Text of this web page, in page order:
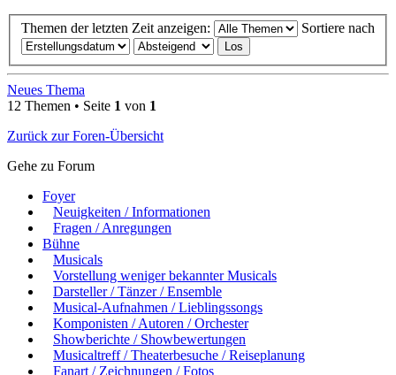
Themen der letzten Zeit anzeigen: Sortiere nach
Neues Thema
12 Themen • Seite 1 von 1
Zurück zur Foren-Übersicht
Gehe zu Forum
Foyer
Neuigkeiten / Informationen
Fragen / Anregungen
Bühne
Musicals
Vorstellung weniger bekannter Musicals
Darsteller / Tänzer / Ensemble
Musical-Aufnahmen / Lieblingssongs
Komponisten / Autoren / Orchester
Showberichte / Showbewertungen
Musicaltreff / Theaterbesuche / Reiseplanung
Fanart / Zeichnungen / Fotos